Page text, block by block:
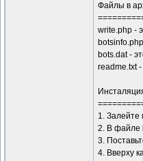
Файлы в
write.php -
bots.dat -
readme.txt
1. Залейте
2. В файле
3.
4. Вверху